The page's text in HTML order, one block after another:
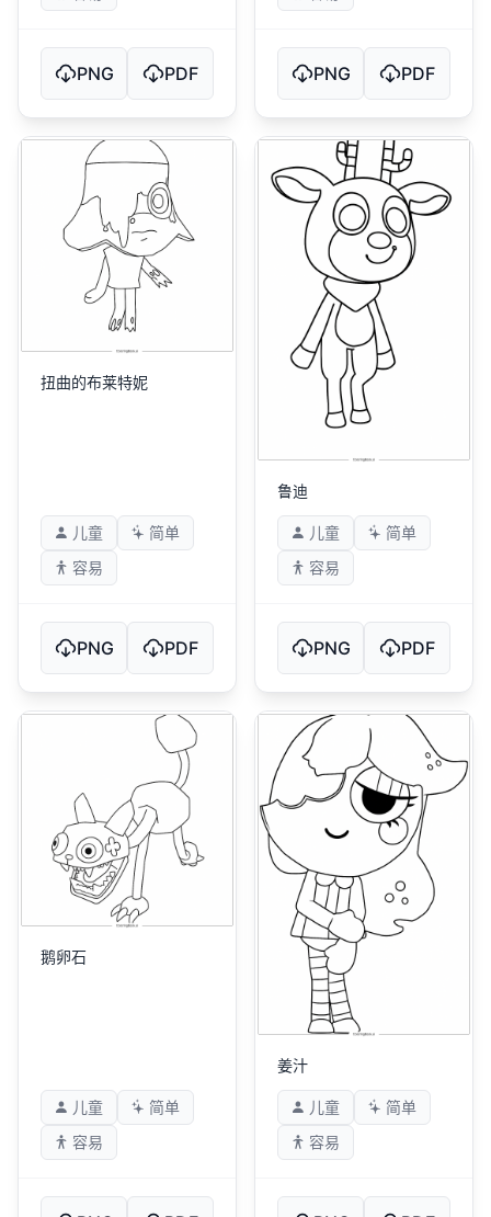
PNG PDF PNG PDF
扭曲的布莱特妮
儿童
简单
容易
PNG PDF
鲁迪
儿童
简单
容易
PNG PDF
鹅卵石
儿童
简单
容易
姜汁
儿童
简单
容易